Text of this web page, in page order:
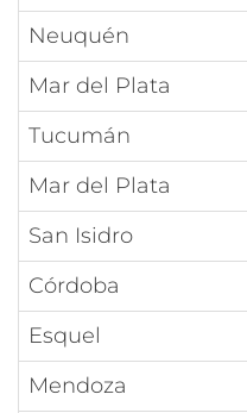
Neuquén
Mar del Plata
Tucumán
Mar del Plata
San Isidro
Córdoba
Esquel
Mendoza